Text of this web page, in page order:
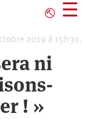
⎋ ☰
2019 à 15h30.
ni
! »